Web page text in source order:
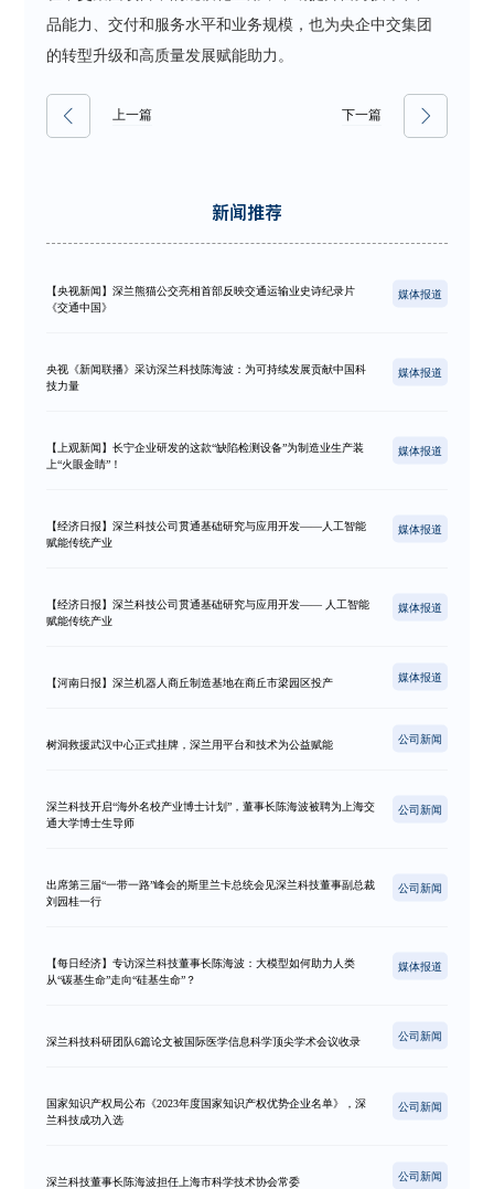
品能力、交付和服务水平和业务规模，也为央企中交集团
的转型升级和高质量发展赋能助力。
上一篇 下一篇
新闻推荐
【央视新闻】深兰熊猫公交亮相首部反映交通运输业史诗纪录片
《交通中国》
媒体报道
央视《新闻联播》采访深兰科技陈海波：为可持续发展贡献中国科
技力量
媒体报道
【上观新闻】长宁企业研发的这款“缺陷检测设备”为制造业生产装
上“火眼金睛”！
媒体报道
【经济日报】深兰科技公司贯通基础研究与应用开发——人工智能
赋能传统产业
媒体报道
【经济日报】深兰科技公司贯通基础研究与应用开发—— 人工智能
赋能传统产业
媒体报道
【河南日报】深兰机器人商丘制造基地在商丘市梁园区投产 媒体报道
树洞救援武汉中心正式挂牌，深兰用平台和技术为公益赋能 公司新闻
深兰科技开启“海外名校产业博士计划”，董事长陈海波被聘为上海交
通大学博士生导师
公司新闻
出席第三届“一带一路”峰会的斯里兰卡总统会见深兰科技董事副总裁
刘园桂一行
公司新闻
【每日经济】专访深兰科技董事长陈海波：大模型如何助力人类
从“碳基生命”走向“硅基生命”？
媒体报道
深兰科技科研团队6篇论文被国际医学信息科学顶尖学术会议收录 公司新闻
国家知识产权局公布《2023年度国家知识产权优势企业名单》，深
兰科技成功入选
公司新闻
深兰科技董事长陈海波担任上海市科学技术协会常委 公司新闻